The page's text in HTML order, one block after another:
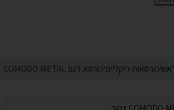
כורסאות ריקליינרכורסא דגם COMODO METAL